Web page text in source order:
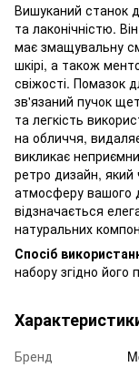
Вишуканий станок
та лаконічністю.
має змащувальну
шкірі, а також
свіжості. Помазок
зв'язаний пучок
та легкість
на обличчя,
викликає
ретро дизайн, який
атмосферу вашого
відзначається
натуральних
Спосіб
набору згідно його
Бренд